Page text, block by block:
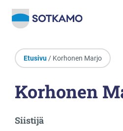
Etusivu / Korhonen Marjo
Korhonen
Siistijä